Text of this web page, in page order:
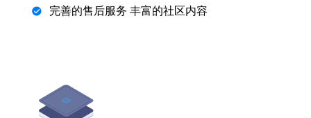
完善的售后服务 丰富的社区内容